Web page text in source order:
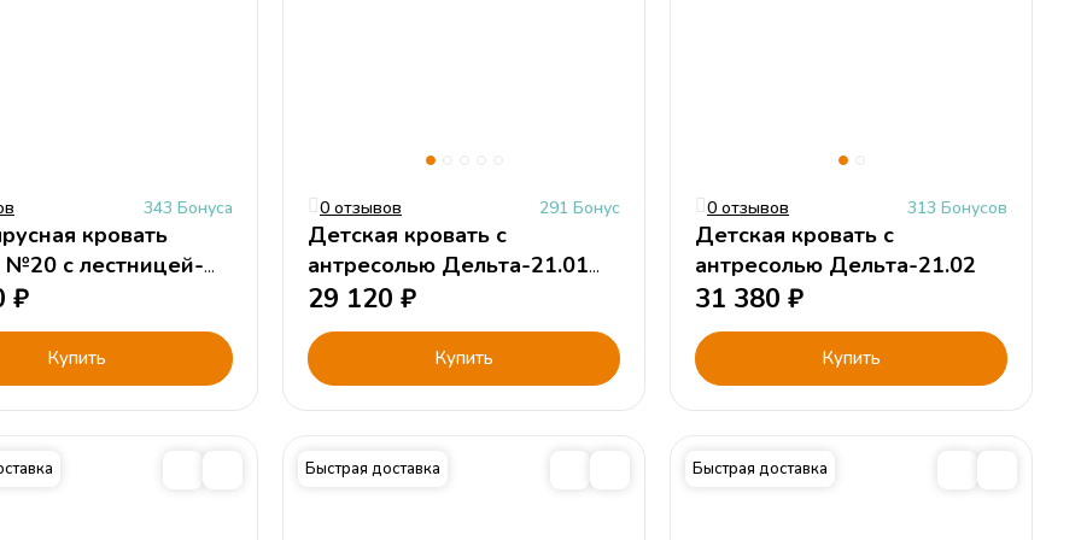
343 Бонуса
кровать
№20 с лестницей-
₽
Купить
0 отзывов 291 Бонус
Детская кровать с
антресолью Дельта-21.01
120х190см.
29 120 ₽
Купить
0 отзывов 313 Бонусов
Детская кровать с
антресолью Дельта-21.02
31 380 ₽
Купить
Быстрая доставка Быстрая доставка